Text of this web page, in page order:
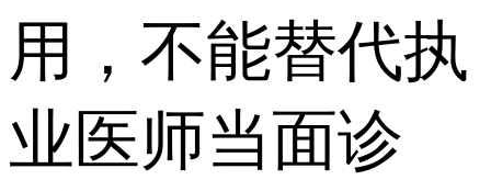
用，不能替代执
业医师当面诊